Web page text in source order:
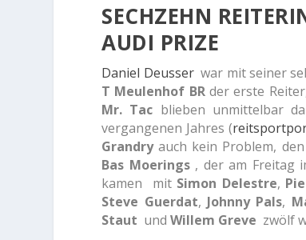
SECHZEHN
AUDI PRIZE
Daniel Deusserwar mit seiner
T Meulenhof BRder erste
Mr. Tac blieben unmittelbar
vergangenen Jahres (
Grandryauch kein Problem,
Bas Moerings , der am Freitag
kamen mit Simon Delestre,
Steve Guerdat, Johnny Pals,
Staut und Willem Greve zwölf